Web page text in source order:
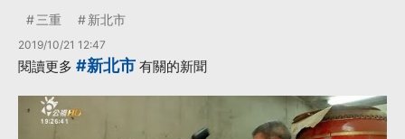
三重 新北市
2019/10/21 12:47
閱讀更多 #新北市 有關的新聞